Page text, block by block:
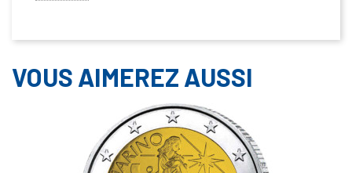
VOUS AIMEREZ AUSSI